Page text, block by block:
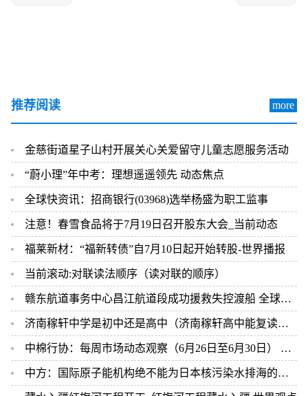
推荐阅读 more
金慈街道星子山村开展关心关爱留守儿童志愿服务活动
“蔚小理”年中考：理想遥遥领先 动态焦点
全球快资讯：招商银行(03968)选举杨盛为职工监事
注意！春雪食品将于7月19日召开股东大会_当前动态
福莱新材：“福新转债”自7月10日起开始转股-世界播报
当前滚动:对联读法顺序（读对联的顺序）
赣东航道事务中心昌江航道段成功援救失控渡船 全球视讯
济南稼轩中学是初中还是高中（济南稼轩高中能复读吗）
中棉行协：每周市场动态观察（6月26日至6月30日） 即时焦点
中方：国际原子能机构绝不能为日本核污染水排海的错误行径背书 全球新消息